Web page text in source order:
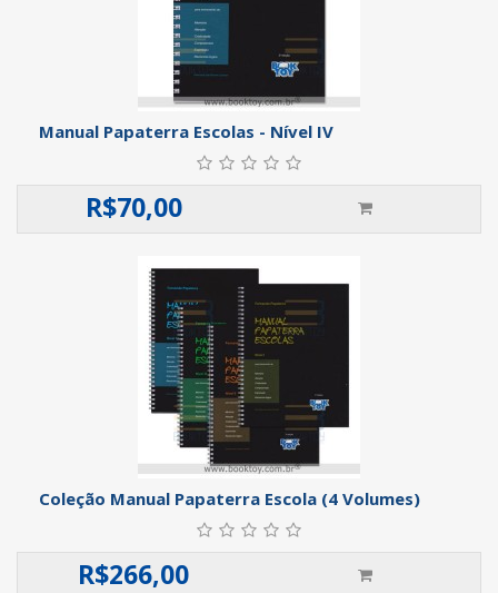
Manual Papaterra Escolas - Nível IV
R$70,00
Coleção Manual Papaterra Escola (4 Volumes)
R$266,00